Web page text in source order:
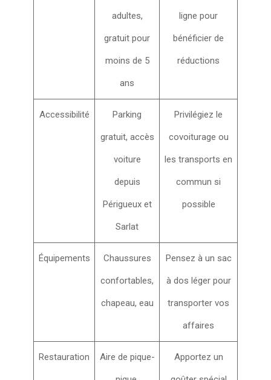
adultes,
gratuit pour
moins de 5
ans
ligne pour
bénéficier de
réductions
Accessibilité Parking
gratuit, accès
voiture
depuis
Périgueux et
Sarlat
Privilégiez le
covoiturage ou
les transports en
commun si
possible
Équipements Chaussures
confortables,
chapeau, eau
Pensez à un sac
à dos léger pour
transporter vos
affaires
Restauration Aire de pique- Apportez un